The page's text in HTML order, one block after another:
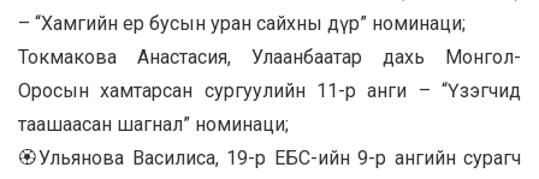
– “Хамгийн ер бусын уран сайхны дүр” номинаци;
Токмакова Анастасия, Улаанбаатар дахь Монгол-
Оросын хамтарсан сургуулийн 11-р анги – “Үзэгчид
таашаасан шагнал” номинаци;
🏵Ульянова Василиса, 19-р ЕБС-ийн 9-р ангийн сурагч